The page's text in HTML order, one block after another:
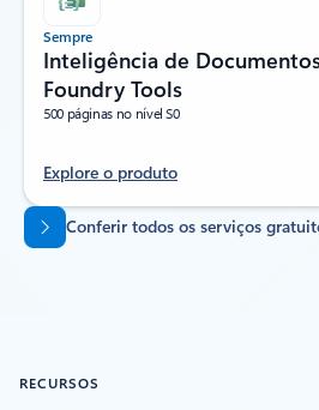
Sempre
Inteligência de
Foundry Tools
500 páginas no nível S0
Explore o produto
Voltar para as guias
Conferir todos os serviços
RECURSOS